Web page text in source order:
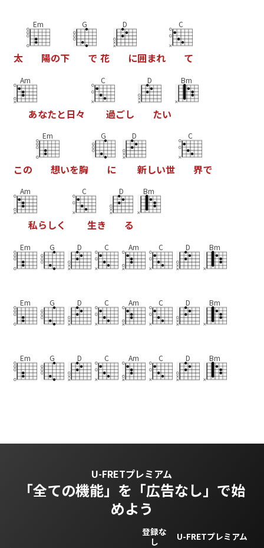
太
Em
陽の下
G
で 花
D
に囲まれ
C
て
Am
あなたと日々
C
過ごし
D
たい
Bm
この
Em
想いを胸
G
に
D
新しい世
C
界で
Am
私ら しく
C
生き
D
る
Bm
Em G D C Am C D Bm
Em G D C Am C D Bm
Em G D C Am C D Bm
U-FRETプレミアム
「全ての機能」を 「広告なし」で始
めよう
登録な
し
U-FRETプレミアム